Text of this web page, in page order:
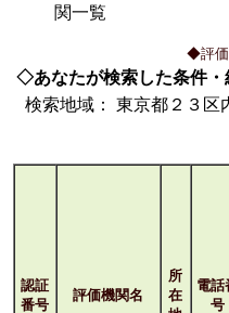
関一覧
◆評
◇あなたが検索した条件
検索地域： 東京都２３区
認証
番号
評価機関名
所
在
電話
号